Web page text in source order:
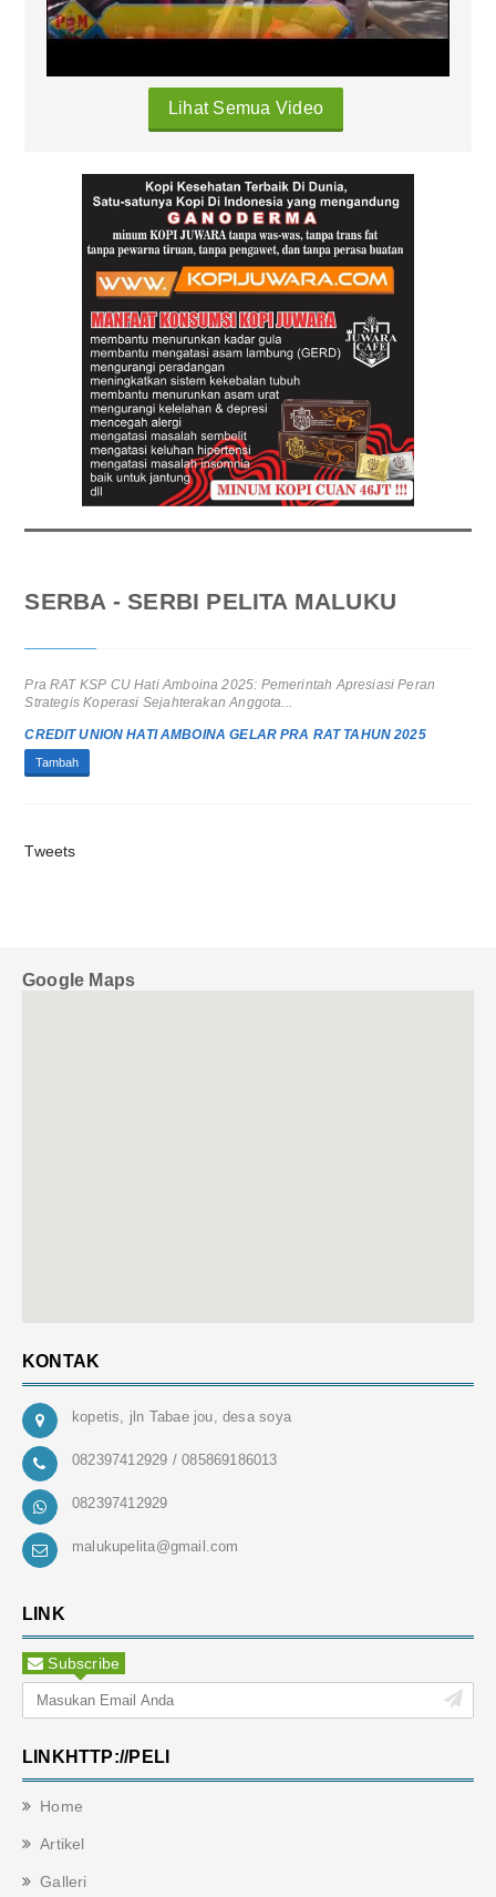
Lihat Semua Video
SERBA - SERBI PELITA MALUKU
Pra RAT KSP CU Hati Amboina 2025: Pemerintah Apresiasi Peran
Strategis Koperasi Sejahterakan Anggota...
CREDIT UNION HATI AMBOINA GELAR PRA RAT TAHUN 2025
Tambah
Tweets
Google Maps
KONTAK
kopetis, jln Tabae jou, desa soya
082397412929 / 085869186013
082397412929
malukupelita@gmail.com
LINK
Subscribe
LINKHTTP://PELI
Home
Artikel
Galleri